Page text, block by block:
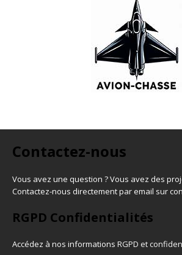
Contactez-nous
Vous avez une question ? Vous avez des
Contactez-nous directement par email sur
RGPD Confidentialités
Accédez à nos informations RGPD et